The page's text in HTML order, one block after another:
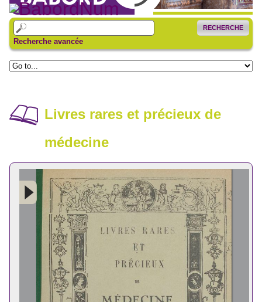
RECHERCHE
Recherche avancée
Livres rares et précieux de
médecine